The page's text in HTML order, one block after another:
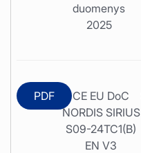
duomenys
2025
PDF
CE EU DoC
NORDIS SIRIUS
S09-24TC1(B)
EN V3